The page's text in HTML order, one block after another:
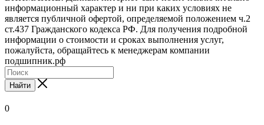
информационный характер и ни при каких условиях не
является публичной офертой, определяемой положением ч.2
ст.437 Гражданского кодекса РФ. Для получения подробной
информации о стоимости и сроках выполнения услуг,
пожалуйста, обращайтесь к менеджерам компании
подшипник.рф
Найти
0